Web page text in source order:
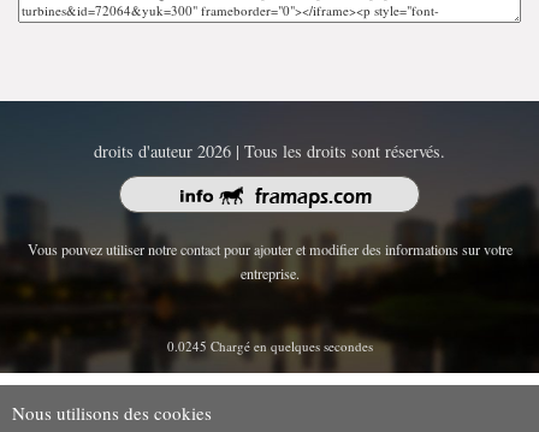
droits d'auteur 2026 | Tous les droits sont réservés.
Vous pouvez utiliser notre contact pour ajouter et modifier des informations sur votre
entreprise.
0.0245 Chargé en quelques secondes
Nous utilisons des cookies